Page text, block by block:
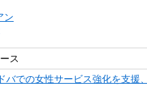
ン
ス
バでの女性サービス強化を支援